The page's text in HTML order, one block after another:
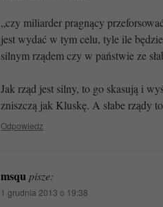
„czy miliarder pragnący
jest wydać w tym celu, tyle ile
silnym rządem czy w państwie ze
Jak rząd jest silny, to go skasują i
zniszczą jak Kluskę. A słabe rządy
Odpowiedz
msqu pisze:
1 grudnia 2013 o 19:38